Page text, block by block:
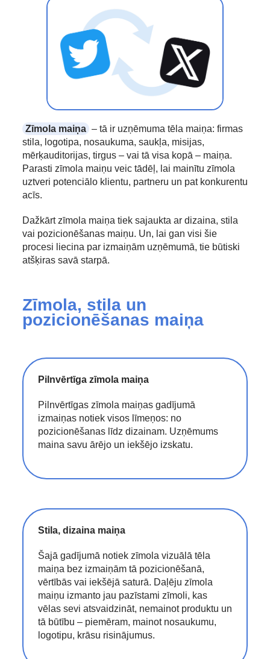
Zīmola maiņa – tā ir uzņēmuma tēla maiņa: firmas
stila, logotipa, nosaukuma, saukļa, misijas,
mērķauditorijas, tirgus – vai tā visa kopā – maiņa.
Parasti zīmola maiņu veic tādēļ, lai mainītu zīmola
uztveri potenciālo klientu, partneru un pat konkurentu
acīs.
Dažkārt zīmola maiņa tiek sajaukta ar dizaina, stila
vai pozicionēšanas maiņu. Un, lai gan visi šie
procesi liecina par izmaiņām uzņēmumā, tie būtiski
atšķiras savā starpā.
Zīmola, stila un
pozicionēšanas maiņa
Pilnvērtīga zīmola maiņa
Pilnvērtīgas zīmola maiņas gadījumā
izmaiņas notiek visos līmeņos: no
pozicionēšanas līdz dizainam. Uzņēmums
maina savu ārējo un iekšējo izskatu.
Stila, dizaina maiņa
Šajā gadījumā notiek zīmola vizuālā tēla
maiņa bez izmaiņām tā pozicionēšanā,
vērtībās vai iekšējā saturā. Daļēju zīmola
maiņu izmanto jau pazīstami zīmoli, kas
vēlas sevi atsvaidzināt, nemainot produktu un
tā būtību – piemēram, mainot nosaukumu,
logotipu, krāsu risinājumus.